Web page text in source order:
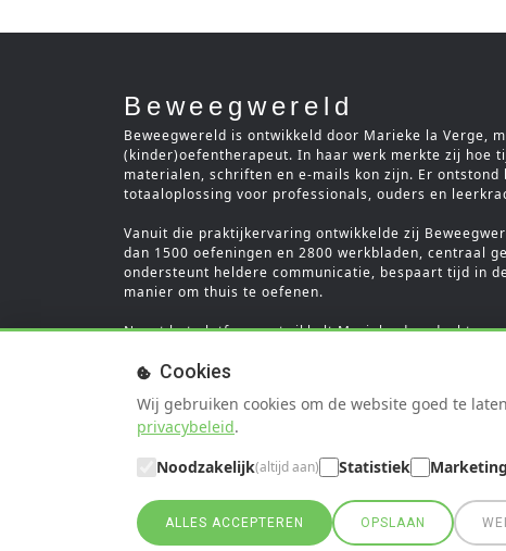
Beweegwereld
Beweegwereld is ontwikkeld door Marieke la Verge,
(kinder)oefentherapeut. In haar werk merkte zij hoe
materialen, schriften en e-mails kon zijn. Er
totaaloplossing voor professionals, ouders en
Vanuit die praktijkervaring ontwikkelde zij
dan 1500 oefeningen en 2800 werkbladen, centraal
ondersteunt heldere communicatie, bespaart tijd in
manier om thuis te oefenen.
Naast het platform ontwikkelt Marieke doordachte
verzorgt zij workshops voor professionals.
Cookies
Wij gebruiken cookies om de website goed te
privacybeleid.
Noodzakelijk(altijd aan) Statistiek Marketing
ALLES ACCEPTEREN OPSLAAN